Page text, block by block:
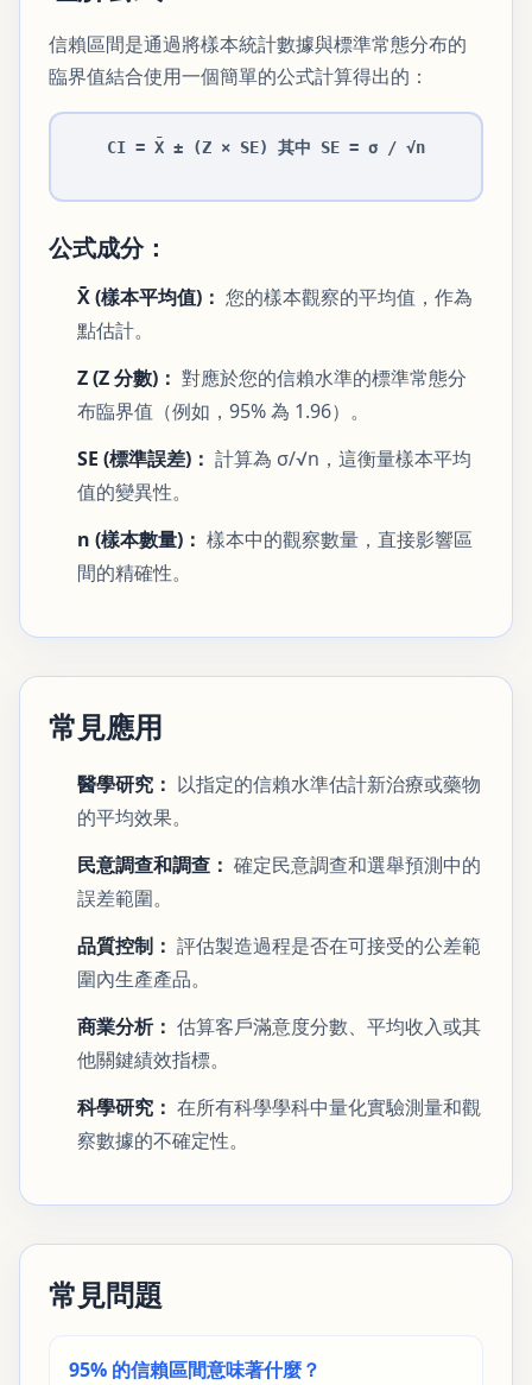
信賴區間是通過將樣本統計數據與標準常態分布的
臨界值結合使用一個簡單的公式計算得出的：
CI = X̄ ± (Z × SE) 其中 SE = σ / √n
公式成分：
X̄ (樣本平均值)： 您的樣本觀察的平均值，作為
點估計。
Z (Z 分數)： 對應於您的信賴水準的標準常態分
布臨界值（例如，95% 為 1.96）。
SE (標準誤差)： 計算為 σ/√n，這衡量樣本平均
值的變異性。
n (樣本數量)： 樣本中的觀察數量，直接影響區
間的精確性。
常見應用
醫學研究： 以指定的信賴水準估計新治療或藥物
的平均效果。
民意調查和調查： 確定民意調查和選舉預測中的
誤差範圍。
品質控制： 評估製造過程是否在可接受的公差範
圍內生產產品。
商業分析： 估算客戶滿意度分數、平均收入或其
他關鍵績效指標。
科學研究： 在所有科學學科中量化實驗測量和觀
察數據的不確定性。
常見問題
95% 的信賴區間意味著什麼？